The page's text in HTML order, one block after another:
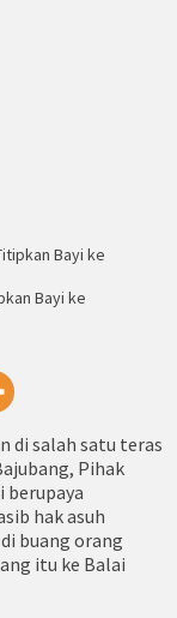
Bayi ke
di salah satu teras
Pihak
berupaya
hak asuh
buang orang
itu ke Balai